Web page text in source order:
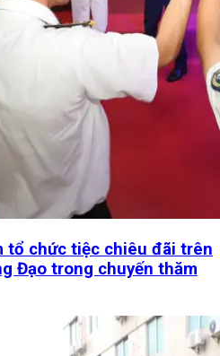
tổ chức tiệc chiêu đãi trên
Đạo trong chuyến thăm